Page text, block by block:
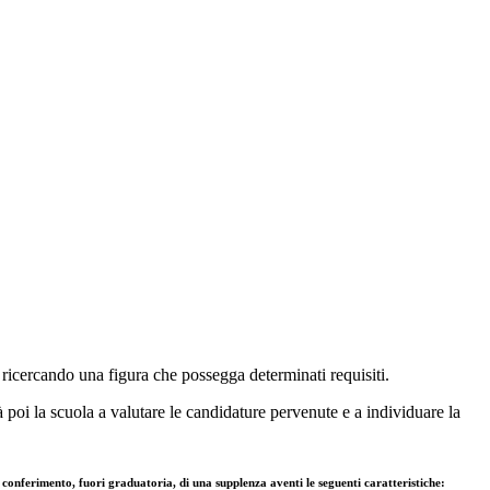
una figura che possegga determinati requisiti.
la scuola a valutare le candidature pervenute e a individuare la
fuori graduatoria, di una supplenza aventi le seguenti caratteristiche: